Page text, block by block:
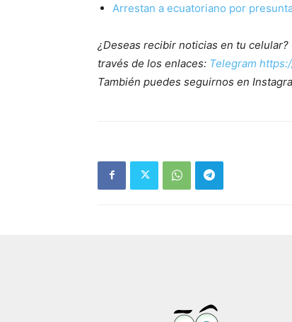
Arrestan a ecuatoriano por
¿Deseas recibir noticias en tu
través de los enlaces: Telegram
También puedes seguirnos en